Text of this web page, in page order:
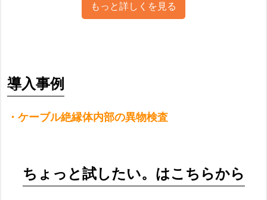
もっと詳しくを見る
導入事例
・ケーブル絶縁体内部の異物検査
ちょっと試したい。はこちらから